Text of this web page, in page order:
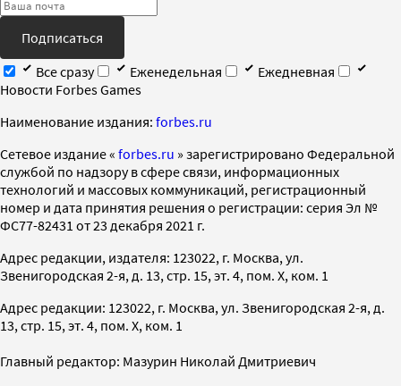
Подписаться
Все сразу
Еженедельная
Ежедневная
Новости Forbes Games
Наименование издания: forbes.ru
Cетевое издание « forbes.ru » зарегистрировано Федеральной
службой по надзору в сфере связи, информационных
технологий и массовых коммуникаций, регистрационный
номер и дата принятия решения о регистрации: серия Эл №
ФС77-82431 от 23 декабря 2021 г.
Адрес редакции, издателя: 123022, г. Москва, ул.
Звенигородская 2-я, д. 13, стр. 15, эт. 4, пом. X, ком. 1
Адрес редакции: 123022, г. Москва, ул. Звенигородская 2-я, д.
13, стр. 15, эт. 4, пом. X, ком. 1
Главный редактор: Мазурин Николай Дмитриевич